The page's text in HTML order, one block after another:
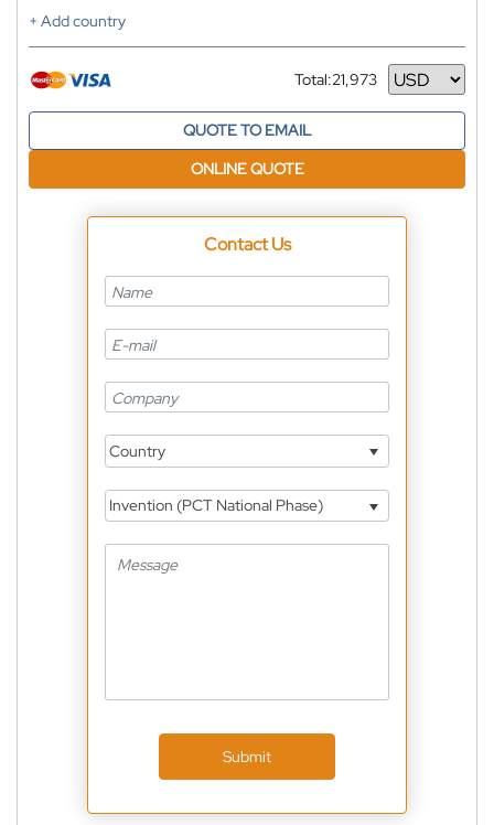
+ Add country
Total:21,973
Currency
QUOTE TO EMAIL
ONLINE QUOTE
Contact Us
Country
Invention (PCT National Phase)
Submit